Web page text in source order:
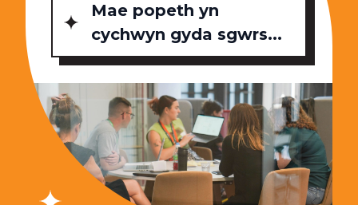
Mae popeth yn
cychwyn gyda sgwrs...